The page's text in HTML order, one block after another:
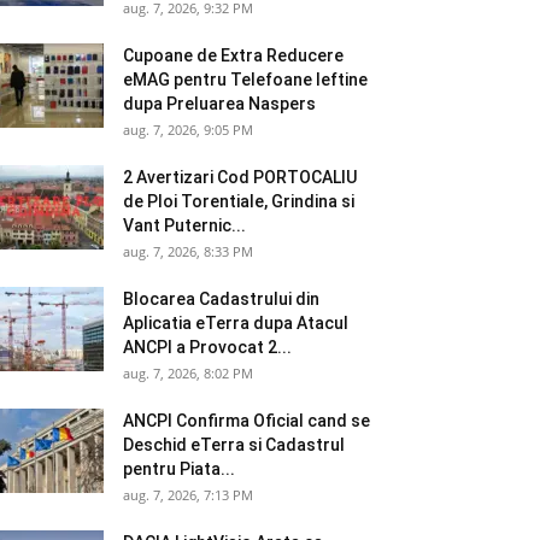
aug. 7, 2026, 9:32 PM
Cupoane de Extra Reducere
eMAG pentru Telefoane Ieftine
dupa Preluarea Naspers
aug. 7, 2026, 9:05 PM
2 Avertizari Cod PORTOCALIU
de Ploi Torentiale, Grindina si
Vant Puternic...
aug. 7, 2026, 8:33 PM
Blocarea Cadastrului din
Aplicatia eTerra dupa Atacul
ANCPI a Provocat 2...
aug. 7, 2026, 8:02 PM
ANCPI Confirma Oficial cand se
Deschid eTerra si Cadastrul
pentru Piata...
aug. 7, 2026, 7:13 PM